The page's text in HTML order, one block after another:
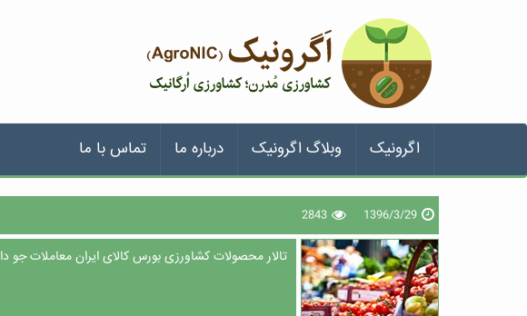
اگرونیک وبلاگ اگرونیک درباره ما تماس با ما
1396/3/29
2843
تالار محصولات کشاورزی بورس کالای ایران معاملات جو